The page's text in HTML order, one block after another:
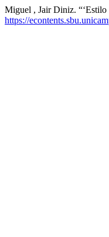
Miguel , Jair Diniz.
https://